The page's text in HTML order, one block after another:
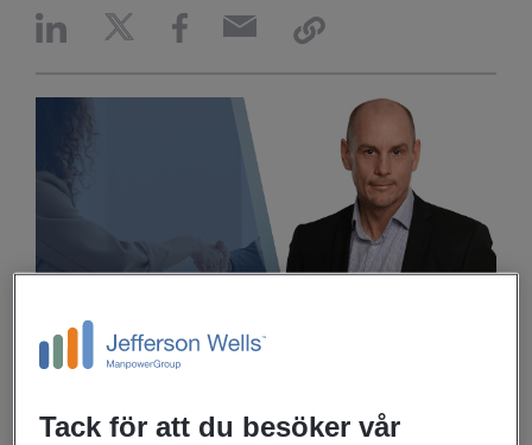
behöver man vara lyhörd. Ständigt lärande har blivit en
Tack för att du besöker vår